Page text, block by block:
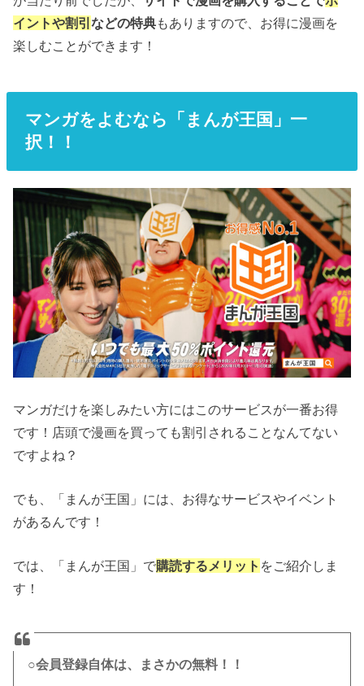
イントや割引などの特典もありますので、お得に漫画を
楽しむことができます！
マンガをよむなら「まんが王国」一
択！！
マンガだけを楽しみたい方にはこのサービスが一番お得
です！店頭で漫画を買っても割引されることなんてない
ですよね？
でも、「まんが王国」には、お得なサービスやイベント
があるんです！
では、「まんが王国」で購読するメリット をご紹介しま
す！
○会員登録自体は、まさかの無料！！